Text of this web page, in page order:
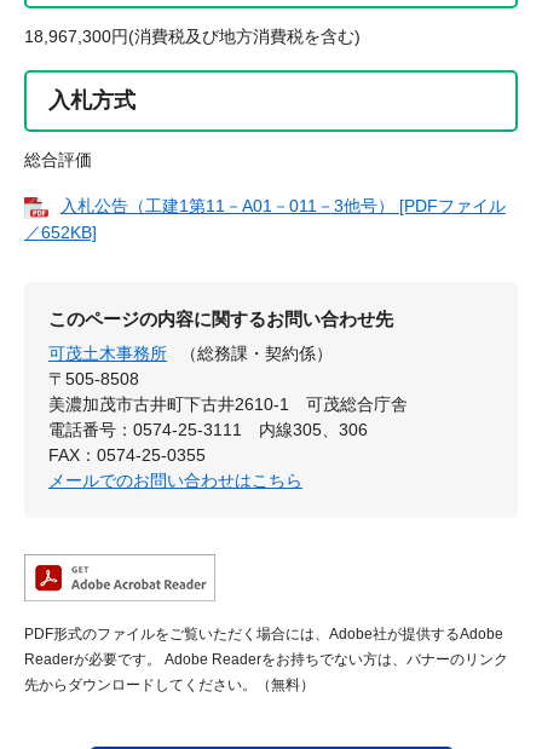
18,967,300円(消費税及び地方消費税を含む)
入札方式
総合評価
入札公告（工建1第11－A01－011－3他号） [PDFファイル
／652KB]
このページの内容に関するお問い合わせ先
可茂土木事務所
（総務課・契約係）
〒505-8508
美濃加茂市古井町下古井2610-1 可茂総合庁舎
電話番号：0574-25-3111 内線305、306
FAX：0574-25-0355
メールでのお問い合わせはこちら
PDF形式のファイルをご覧いただく場合には、Adobe社が提供するAdobe
Readerが必要です。
Adobe Readerをお持ちでない方は、バナーのリンク
先からダウンロードしてください。（無料）